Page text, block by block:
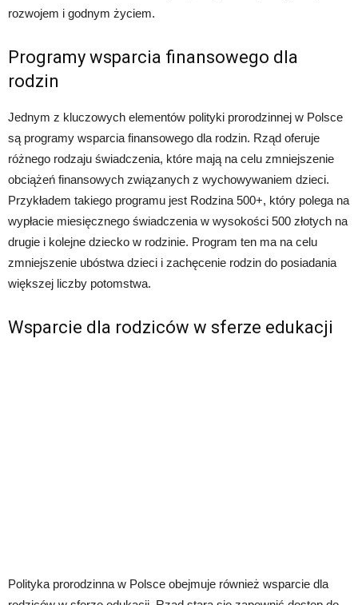
rozwojem i godnym życiem.
Programy wsparcia finansowego dla
rodzin
Jednym z kluczowych elementów polityki prorodzinnej w Polsce
są programy wsparcia finansowego dla rodzin. Rząd oferuje
różnego rodzaju świadczenia, które mają na celu zmniejszenie
obciążeń finansowych związanych z wychowywaniem dzieci.
Przykładem takiego programu jest Rodzina 500+, który polega na
wypłacie miesięcznego świadczenia w wysokości 500 złotych na
drugie i kolejne dziecko w rodzinie. Program ten ma na celu
zmniejszenie ubóstwa dzieci i zachęcenie rodzin do posiadania
większej liczby potomstwa.
Wsparcie dla rodziców w sferze edukacji
Polityka prorodzinna w Polsce obejmuje również wsparcie dla